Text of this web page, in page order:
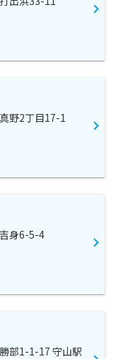
野2丁目17-1
身6-5-4
部1-1-17 守山駅